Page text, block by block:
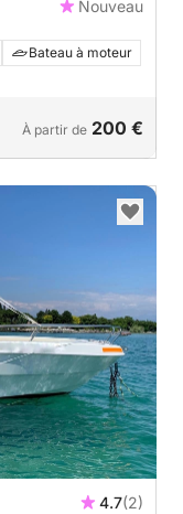
Nouveau
Bateau à moteur
À partir de 200 €
4.7(2)